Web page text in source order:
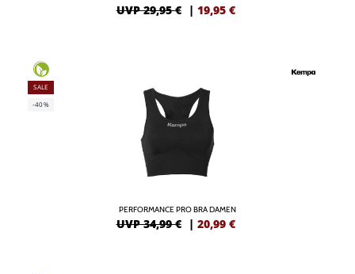
UVP 29,95 € | 19,95 €
SALE
-40%
PERFORMANCE PRO BRA DAMEN
UVP 34,99 € | 20,99 €